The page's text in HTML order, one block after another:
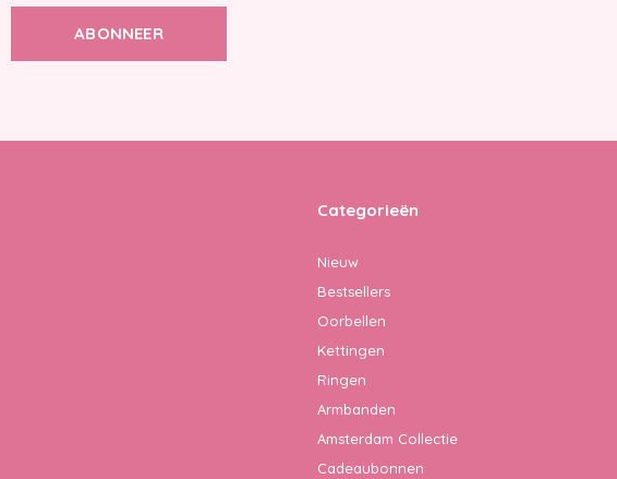
ABONNEER
Categorieën
Nieuw
Bestsellers
Oorbellen
Kettingen
Ringen
Armbanden
Amsterdam Collectie
Cadeaubonnen